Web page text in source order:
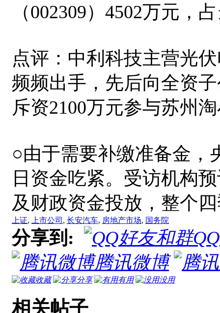
（002309）4502万元，
点评：中利科技主营光
频频出手，先后向全资
斥资2100万元参与苏州
○由于需要补缴准备金，
日资金吃紧。受访机构
及财政资金投放，整个
上证, 上市公司 , 长安汽车, 房地产市场, 国务院
分享到:
腾讯微博
收藏 分享 有用 没用
相关帖子